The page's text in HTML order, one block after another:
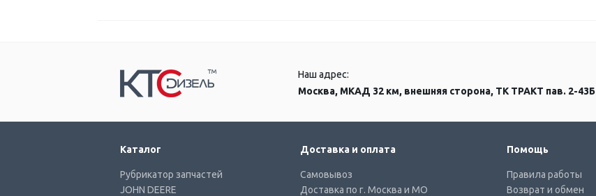
Наш адрес:
Москва, МКАД 32 км, внешняя сторона, ТК ТРАКТ пав. 2-43Б
Каталог
Рубрикатор запчастей
JOHN DEERE
Доставка и оплата
Самовывоз
Доставка по г. Москва и МО
Помощь
Правила работы
Возврат и обмен